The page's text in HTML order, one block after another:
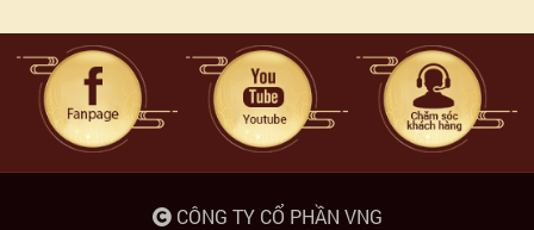
ngày
Tham
CÔNG TY CỔ PHẦN VNG